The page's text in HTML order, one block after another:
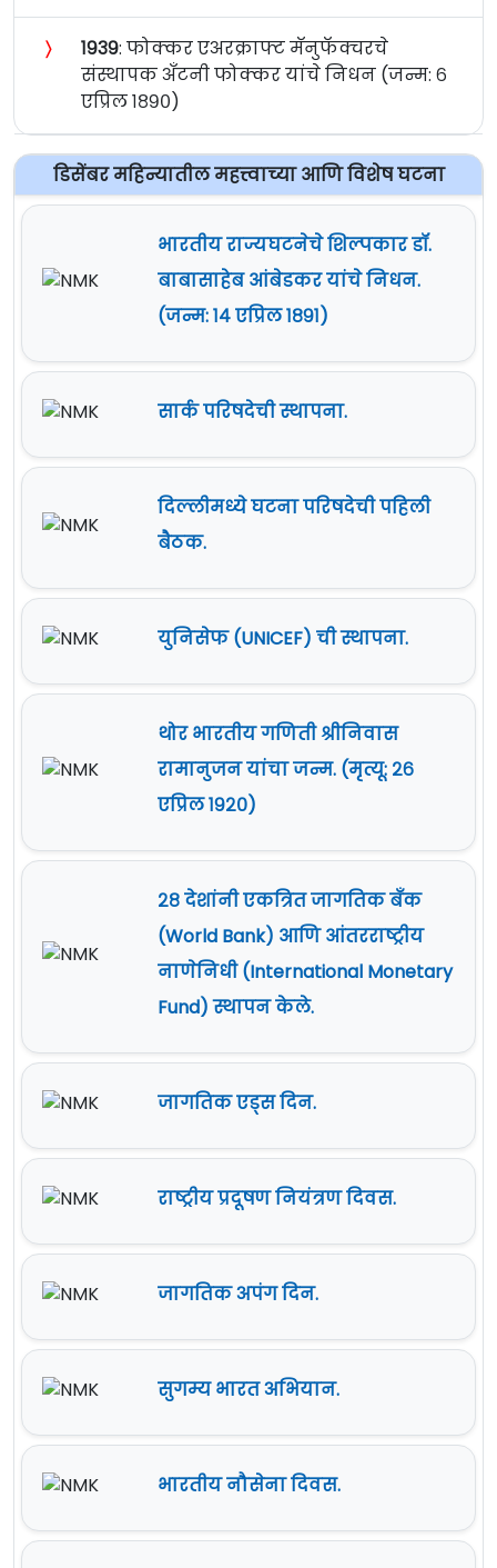
〉 १९३९: फोक्कर एअरक्राफ्ट मॅनुफॅक्चरचे
संस्थापक अँटनी फोक्कर यांचे निधन (जन्म: ६
एप्रिल १८९०)
डिसेंबर महिन्यातील महत्त्वाच्या आणि विशेष घटना
भारतीय राज्यघटनेचे शिल्पकार डॉ.
बाबासाहेब आंबेडकर यांचे निधन.
(जन्म: १४ एप्रिल १८९१)
सार्क परिषदेची स्थापना.
दिल्लीमध्ये घटना परिषदेची पहिली
बैठक.
युनिसेफ (UNICEF) ची स्थापना.
थोर भारतीय गणिती श्रीनिवास
रामानुजन यांचा जन्म. (मृत्यू: २६
एप्रिल १९२०)
२८ देशांनी एकत्रित जागतिक बँक
(World Bank) आणि आंतरराष्ट्रीय
नाणेनिधी (International Monetary
Fund) स्थापन केले.
जागतिक एड्स दिन.
राष्ट्रीय प्रदूषण नियंत्रण दिवस.
जागतिक अपंग दिन.
सुगम्य भारत अभियान.
भारतीय नौसेना दिवस.